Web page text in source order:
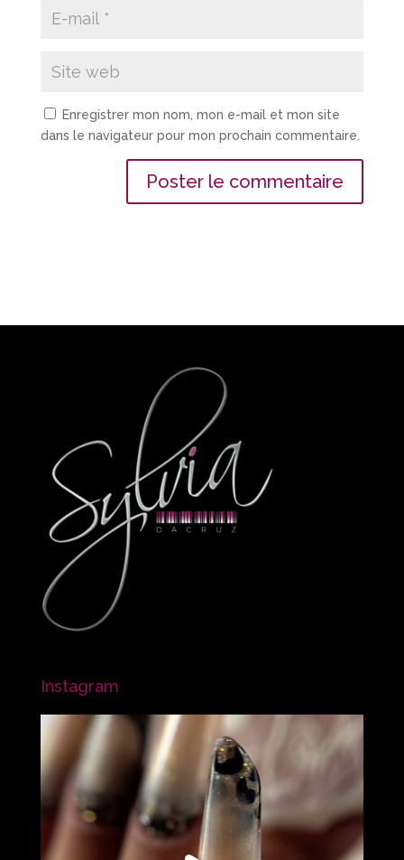
Enregistrer mon nom, mon e-mail et mon site
dans le navigateur pour mon prochain commentaire.
Instagram